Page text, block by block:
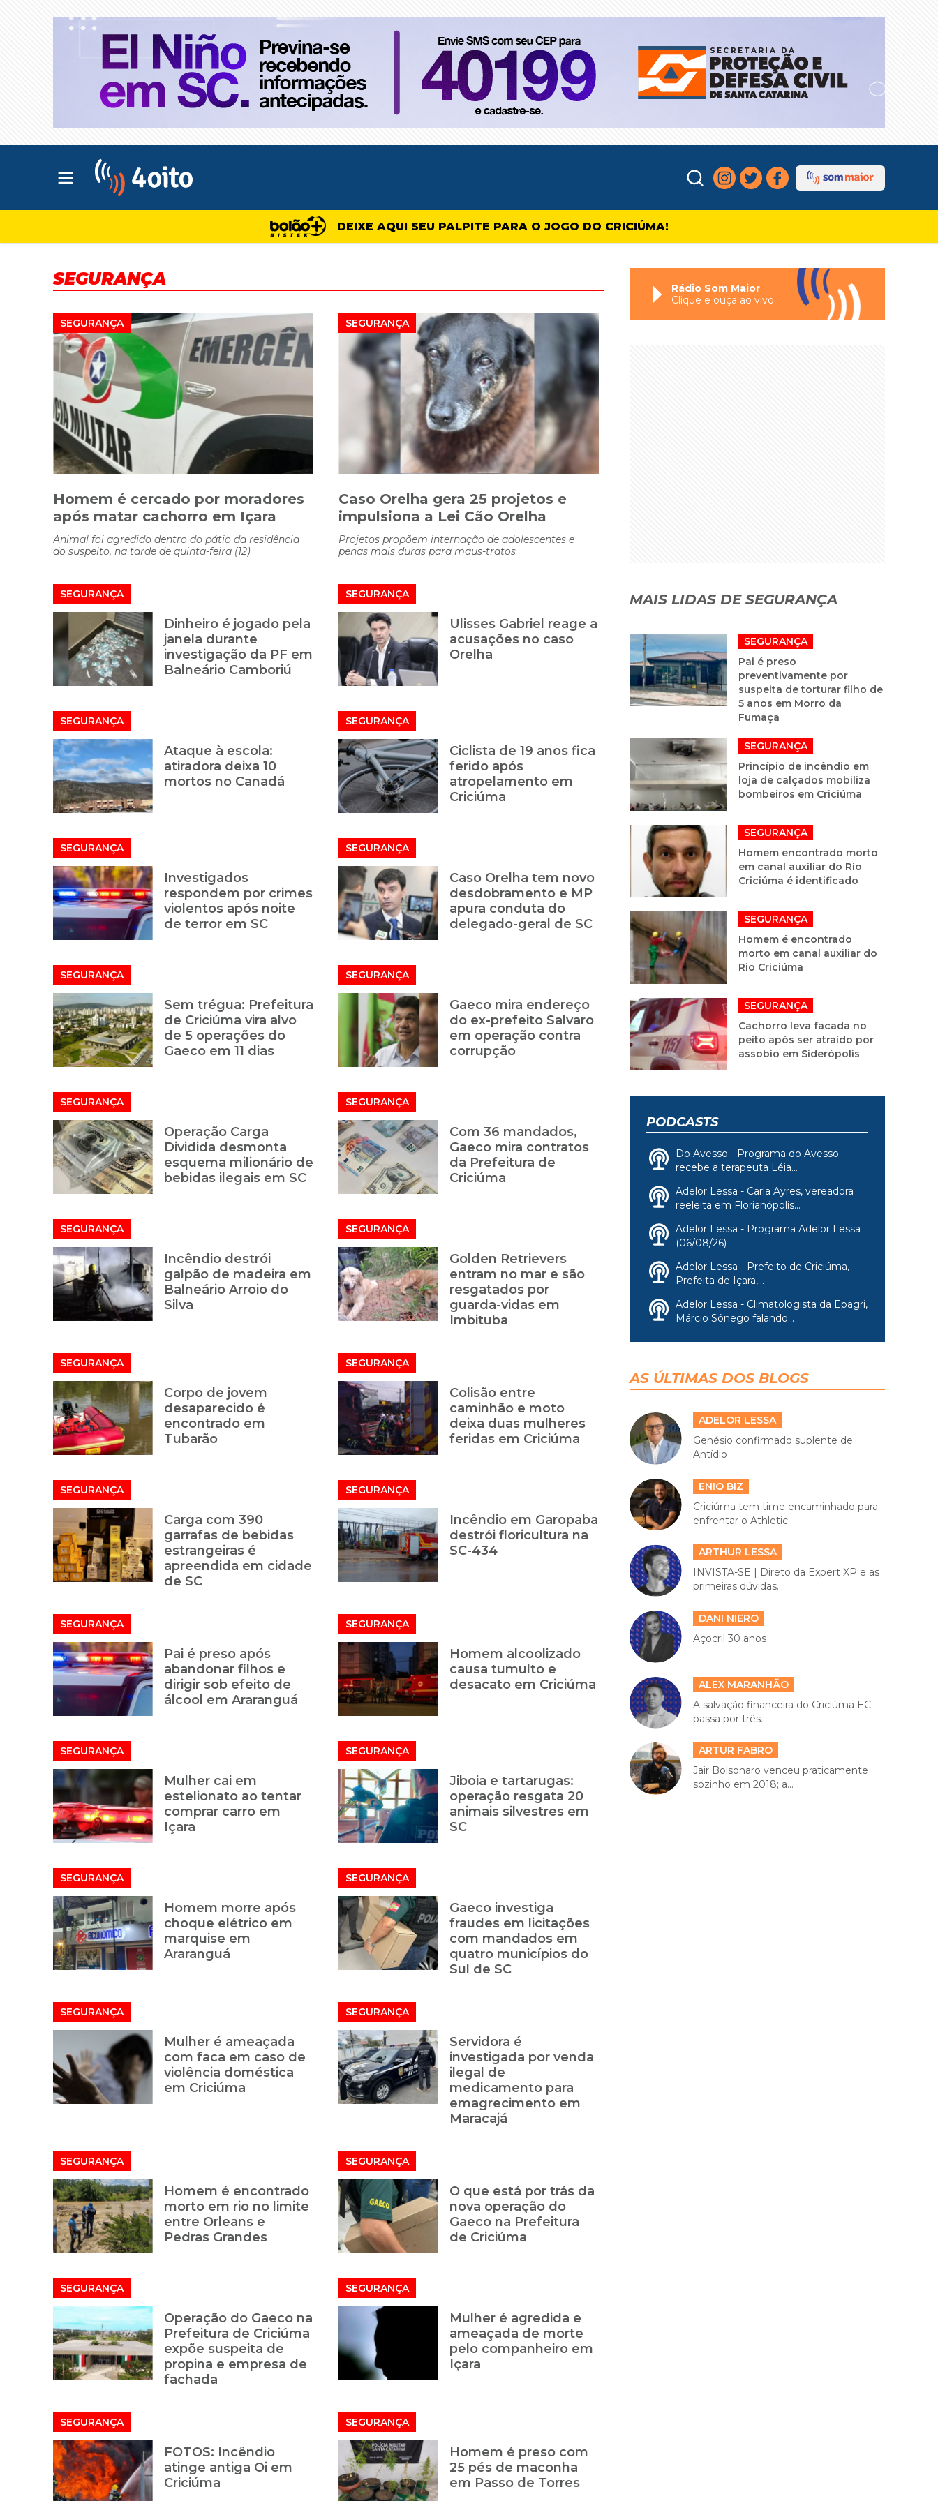
Abrir menu principal
DEIXE AQUI SEU PALPITE PARA O JOGO DO CRICIÚMA!
SEGURANÇA
SEGURANÇA
Homem é cercado por moradores
após matar cachorro em Içara
Animal foi agredido dentro do pátio da residência
do suspeito, na tarde de quinta-feira (12)
SEGURANÇA
Caso Orelha gera 25 projetos e
impulsiona a Lei Cão Orelha
Projetos propõem internação de adolescentes e
penas mais duras para maus-tratos
SEGURANÇA
Dinheiro é jogado pela
janela durante
investigação da PF em
Balneário Camboriú
SEGURANÇA
Ulisses Gabriel reage a
acusações no caso
Orelha
SEGURANÇA
Ataque à escola:
atiradora deixa 10
mortos no Canadá
SEGURANÇA
Ciclista de 19 anos fica
ferido após
atropelamento em
Criciúma
SEGURANÇA
Investigados
respondem por crimes
violentos após noite
de terror em SC
SEGURANÇA
Caso Orelha tem novo
desdobramento e MP
apura conduta do
delegado-geral de SC
SEGURANÇA
Sem trégua: Prefeitura
de Criciúma vira alvo
de 5 operações do
Gaeco em 11 dias
SEGURANÇA
Gaeco mira endereço
do ex-prefeito Salvaro
em operação contra
corrupção
SEGURANÇA
Operação Carga
Dividida desmonta
esquema milionário de
bebidas ilegais em SC
SEGURANÇA
Com 36 mandados,
Gaeco mira contratos
da Prefeitura de
Criciúma
SEGURANÇA
Incêndio destrói
galpão de madeira em
Balneário Arroio do
Silva
SEGURANÇA
Golden Retrievers
entram no mar e são
resgatados por
guarda-vidas em
Imbituba
SEGURANÇA
Corpo de jovem
desaparecido é
encontrado em
Tubarão
SEGURANÇA
Colisão entre
caminhão e moto
deixa duas mulheres
feridas em Criciúma
SEGURANÇA
Carga com 390
garrafas de bebidas
estrangeiras é
apreendida em cidade
de SC
SEGURANÇA
Incêndio em Garopaba
destrói floricultura na
SC-434
SEGURANÇA
Pai é preso após
abandonar filhos e
dirigir sob efeito de
álcool em Araranguá
SEGURANÇA
Homem alcoolizado
causa tumulto e
desacato em Criciúma
SEGURANÇA
Mulher cai em
estelionato ao tentar
comprar carro em
Içara
SEGURANÇA
Jiboia e tartarugas:
operação resgata 20
animais silvestres em
SC
SEGURANÇA
Homem morre após
choque elétrico em
marquise em
Araranguá
SEGURANÇA
Gaeco investiga
fraudes em licitações
com mandados em
quatro municípios do
Sul de SC
SEGURANÇA
Mulher é ameaçada
com faca em caso de
violência doméstica
em Criciúma
SEGURANÇA
Servidora é
investigada por venda
ilegal de
medicamento para
emagrecimento em
Maracajá
SEGURANÇA
Homem é encontrado
morto em rio no limite
entre Orleans e
Pedras Grandes
SEGURANÇA
O que está por trás da
nova operação do
Gaeco na Prefeitura
de Criciúma
SEGURANÇA
Operação do Gaeco na
Prefeitura de Criciúma
expõe suspeita de
propina e empresa de
fachada
SEGURANÇA
Mulher é agredida e
ameaçada de morte
pelo companheiro em
Içara
SEGURANÇA
FOTOS: Incêndio
atinge antiga Oi em
Criciúma
SEGURANÇA
Homem é preso com
25 pés de maconha
em Passo de Torres
Rádio Som Maior
Clique e ouça ao vivo
MAIS LIDAS DE SEGURANÇA
SEGURANÇA
Pai é preso
preventivamente por
suspeita de torturar filho de
5 anos em Morro da
Fumaça
SEGURANÇA
Princípio de incêndio em
loja de calçados mobiliza
bombeiros em Criciúma
SEGURANÇA
Homem encontrado morto
em canal auxiliar do Rio
Criciúma é identificado
SEGURANÇA
Homem é encontrado
morto em canal auxiliar do
Rio Criciúma
SEGURANÇA
Cachorro leva facada no
peito após ser atraído por
assobio em Siderópolis
PODCASTS
Do Avesso - Programa do Avesso
recebe a terapeuta Léia...
Adelor Lessa - Carla Ayres, vereadora
reeleita em Florianópolis...
Adelor Lessa - Programa Adelor Lessa
(06/08/26)
Adelor Lessa - Prefeito de Criciúma,
Prefeita de Içara,...
Adelor Lessa - Climatologista da Epagri,
Márcio Sônego falando...
AS ÚLTIMAS DOS BLOGS
ADELOR LESSA
Genésio confirmado suplente de
Antídio
ENIO BIZ
Criciúma tem time encaminhado para
enfrentar o Athletic
ARTHUR LESSA
INVISTA-SE | Direto da Expert XP e as
primeiras dúvidas...
DANI NIERO
Açocril 30 anos
ALEX MARANHÃO
A salvação financeira do Criciúma EC
passa por três...
ARTUR FABRO
Jair Bolsonaro venceu praticamente
sozinho em 2018; a...